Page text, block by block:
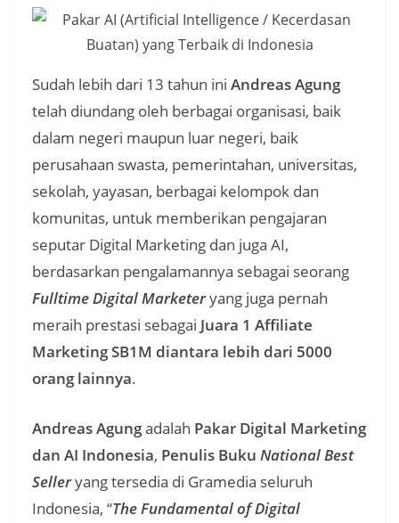
Sudah lebih dari 13 tahun ini Andreas Agung
telah diundang oleh berbagai organisasi, baik
dalam negeri maupun luar negeri, baik
perusahaan swasta, pemerintahan, universitas,
sekolah, yayasan, berbagai kelompok dan
komunitas, untuk memberikan pengajaran
seputar Digital Marketing dan juga AI,
berdasarkan pengalamannya sebagai seorang
Fulltime Digital Marketeryang juga pernah
meraih prestasi sebagai Juara 1 Affiliate
Marketing SB1M diantara lebih dari 5000
orang lainnya.
Andreas Agungadalah Pakar Digital Marketing
dan AI Indonesia, Penulis Buku National Best
Selleryang tersedia di Gramedia seluruh
Indonesia, “The Fundamental of Digital